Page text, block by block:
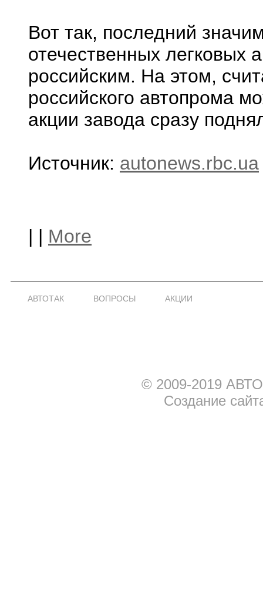
Вот так, последний
отечественных легковых
российским. На этом,
российского автопрома
акции завода сразу
Источник: autonews.rbc.ua
| | More
АВТОТАК ВОПРОСЫ АКЦИИ
© 2009-2019
Создание